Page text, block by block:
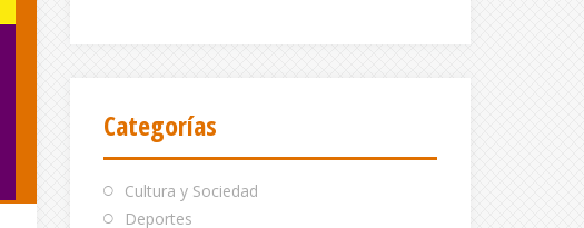
Categorías
Cultura y Sociedad
Deportes